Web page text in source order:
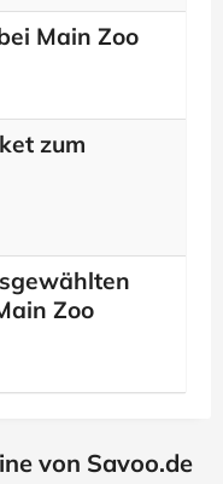
Main Zoo
zum
Zoo
von Savoo.de